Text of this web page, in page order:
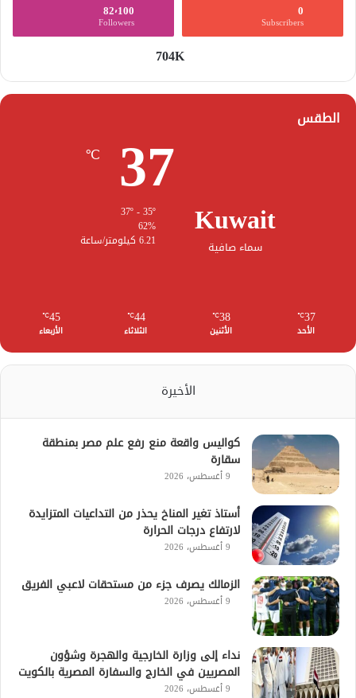
0
Subscribers
82٬100
Followers
704K
الطقس
Kuwait
سماء صافية
37
℃
62%
6.21 كيلومتر/ساعة
37
℃
الأحد
38
℃
الأثنين
44
℃
الثلاثاء
45
℃
الأربعاء
الأخيرة
كواليس واقعة منع رفع علم مصر بمنطقة
سقارة
9 أغسطس، 2026
أستاذ تغير المناخ يحذر من التداعيات المتزايدة
لارتفاع درجات الحرارة
9 أغسطس، 2026
الزمالك يصرف جزء من مستحقات لاعبي الفريق
9 أغسطس، 2026
نداء إلى وزارة الخارجية والهجرة وشؤون
المصريين في الخارج والسفارة المصرية بالكويت
9 أغسطس، 2026